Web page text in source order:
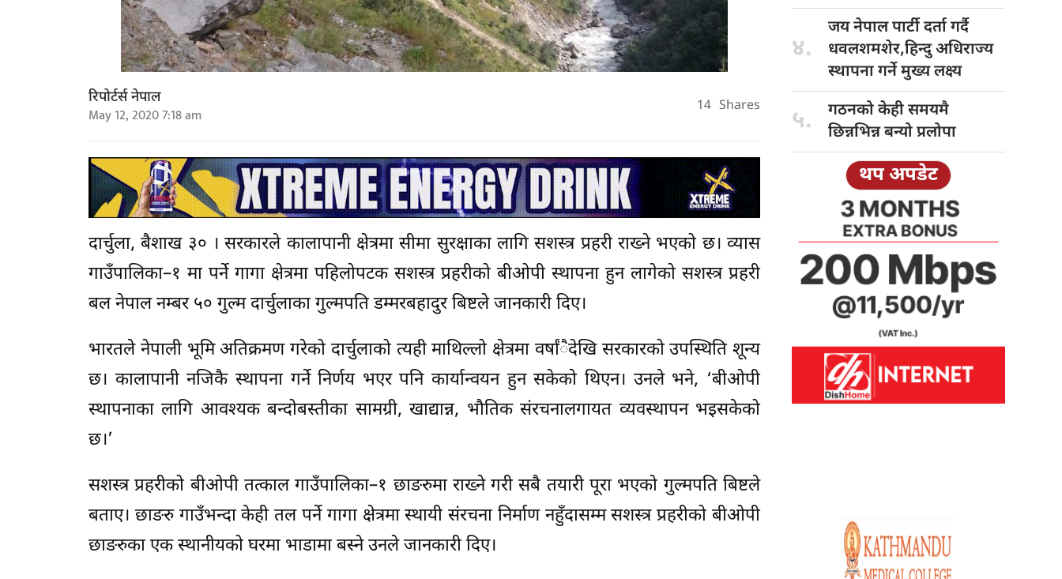
रिपोर्टर्स नेपाल
May 12, 2020 7:18 am 14 Shares
दार्चुला, बैशाख ३० । सरकारले कालापानी क्षेत्रमा सीमा सुरक्षाका लागि सशस्त्र प्रहरी राख्ने भएको छ। व्यास
गाउँपालिका–१ मा पर्ने गागा क्षेत्रमा पहिलोपटक सशस्त्र प्रहरीको बीओपी स्थापना हुन लागेको सशस्त्र प्रहरी
बल नेपाल नम्बर ५० गुल्म दार्चुलाका गुल्मपति डम्मरबहादुर बिष्टले जानकारी दिए।
भारतले नेपाली भूमि अतिक्रमण गरेको दार्चुलाको त्यही माथिल्लो क्षेत्रमा वर्षांैदेखि सरकारको उपस्थिति शून्य
छ। कालापानी नजिकै स्थापना गर्ने निर्णय भएर पनि कार्यान्वयन हुन सकेको थिएन। उनले भने, ‘बीओपी
स्थापनाका लागि आवश्यक बन्दोबस्तीका सामग्री, खाद्यान्न, भौतिक संरचनालगायत व्यवस्थापन भइसकेको
छ।’
सशस्त्र प्रहरीको बीओपी तत्काल गाउँपालिका–१ छाङरुमा राख्ने गरी सबै तयारी पूरा भएको गुल्मपति बिष्टले
बताए। छाङरु गाउँभन्दा केही तल पर्ने गागा क्षेत्रमा स्थायी संरचना निर्माण नहुँदासम्म सशस्त्र प्रहरीको बीओपी
छाङरुका एक स्थानीयको घरमा भाडामा बस्ने उनले जानकारी दिए।
४.
जय नेपालपार्टी दर्ता गर्दै
धवलशमशेर,हिन्दु अधिराज्य
स्थापना गर्ने मुख्य लक्ष्य
५. गठनको केहीसमयमै
छिन्नभिन्न बन्यो प्रलोपा
थप अपडेट